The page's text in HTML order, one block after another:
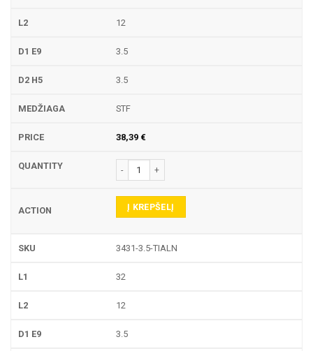
12
3.5
3.5
STF
38,39 €
produkto kiekis: 3431 PIRŠTINĖ FREZA
Į KREPŠELĮ
3431-3.5-TIALN
32
12
3.5